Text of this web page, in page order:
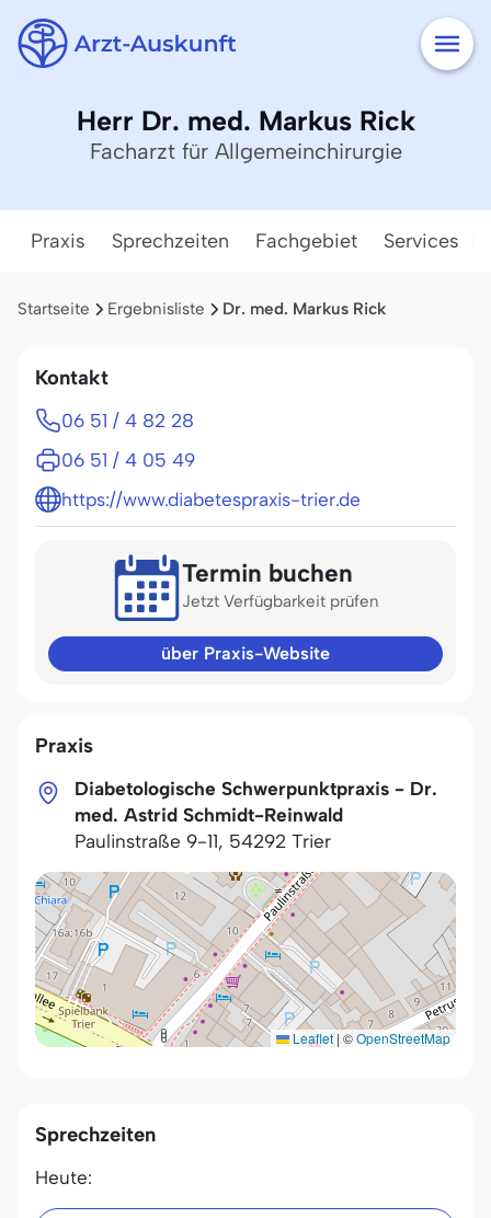
Herr Dr. med. Markus Rick
Facharzt für Allgemeinchirurgie
Praxis Sprechzeiten Fachgebiet Services
Startseite Ergebnisliste Dr. med. Markus Rick
Praxis
Diabetologische Schwerpunktpraxis - Dr.
med. Astrid Schmidt-Reinwald
Paulinstraße 9-11, 54292 Trier
Leaflet | ©OpenStreetMap
Sprechzeiten
Heute:
Kontakt
06 51 / 4 82 28
06 51 / 4 05 49
https://www.diabetespraxis-trier.de
Termin buchen
Jetzt Verfügbarkeit prüfen
über Praxis-Website